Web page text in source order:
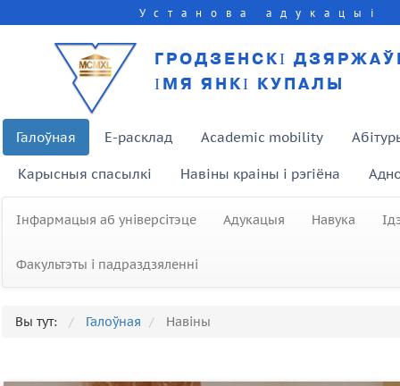
Установа адукацыі
ГРОДЗЕНСКІ
ІМЯ ЯНКІ КУПАЛЫ
Галоўная E-расклад Academic mobility
Карысныя спасылкі Навіны краіны і рэгіёна
Інфармацыя аб універсітэце Адукацыя Навука
Факультэты і падраздзяленні
Вы тут: Галоўная Навіны